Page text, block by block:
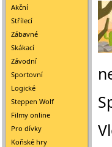
Akční
Střílecí
Zábavné
Skákací
Závodní
Sportovní
Logické
Steppen Wolf
Filmy online
Pro dívky
Koňské hry